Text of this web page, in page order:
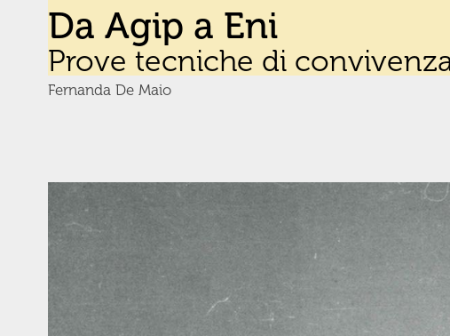
Da Agip a Eni
Prove tecniche di
Fernanda De Maio